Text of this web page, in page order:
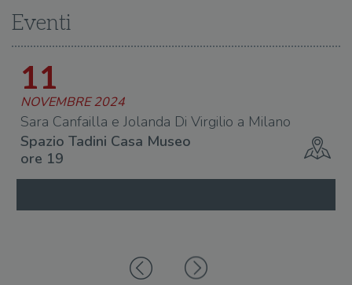
Eventi
11
NOVEMBRE 2024
Sara Canfailla e Jolanda Di Virgilio a Milano
Spazio Tadini Casa Museo
ore 19